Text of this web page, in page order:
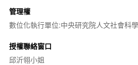
管理權
數位化執行單位:中央研究院人文社會科
授權聯絡窗口
邱沂翎小姐